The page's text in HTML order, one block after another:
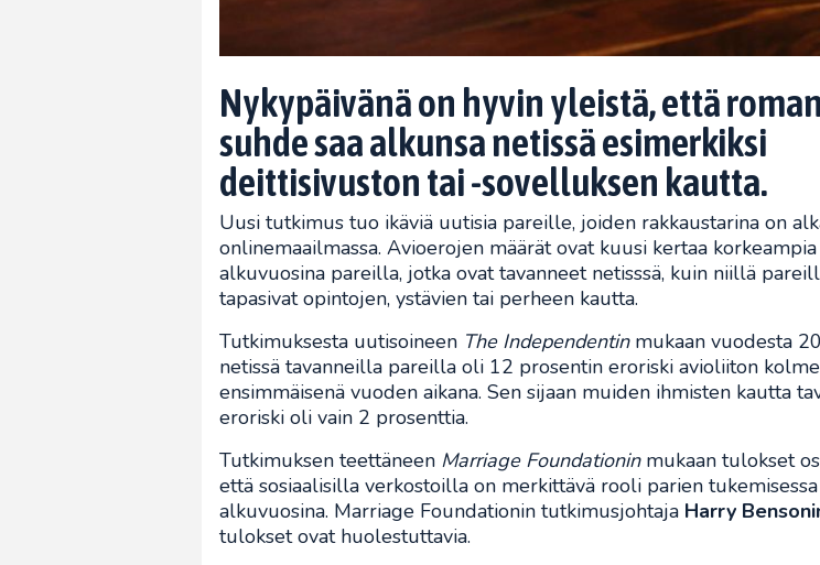
Nykypäivänä on hyvin yleistä, että
suhde saa alkunsa netissä esimerkiksi
deittisivuston tai -sovelluksen kautta.
Uusi tutkimus tuo ikäviä uutisia pareille, joiden rakkaustarina on
onlinemaailmassa. Avioerojen määrät ovat kuusi kertaa
alkuvuosina pareilla, jotka ovat tavanneet netisssä, kuin niillä
tapasivat opintojen, ystävien tai perheen kautta.
Tutkimuksesta uutisoineen The Independentinmukaan vuodesta
netissä tavanneilla pareilla oli 12 prosentin eroriski avioliiton
ensimmäisenä vuoden aikana. Sen sijaan muiden ihmisten kautta
eroriski oli vain 2 prosenttia.
Tutkimuksen teettäneen Marriage Foundationin mukaan tulokset
että sosiaalisilla verkostoilla on merkittävä rooli parien
alkuvuosina. Marriage Foundationin tutkimusjohtaja Harry
tulokset ovat huolestuttavia.